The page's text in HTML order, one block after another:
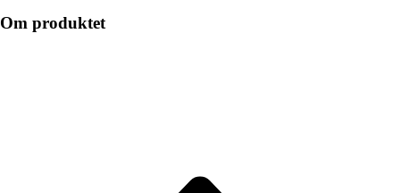
Om produktet